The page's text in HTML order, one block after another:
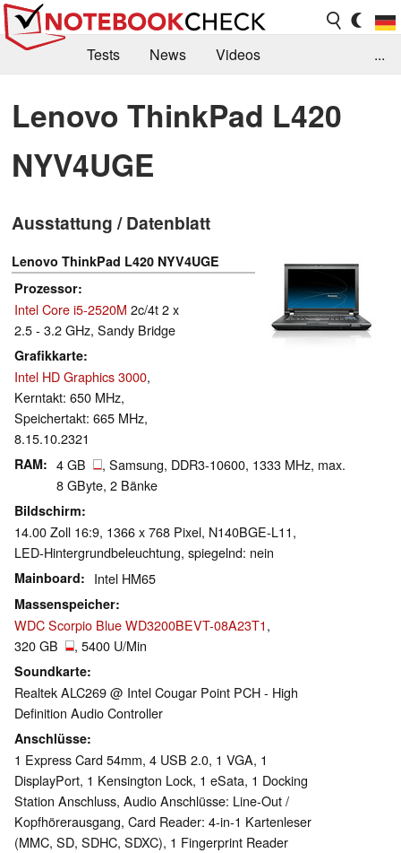
Tests News
Videos
Kaufberatung
Deals Suche
Jobs
Forum
...
Lenovo ThinkPad L420
NYV4UGE
Ausstattung / Datenblatt
Lenovo ThinkPad L420 NYV4UGE
Prozessor
Intel Core i5-2520M 2c/4t 2 x
2.5 - 3.2 GHz, Sandy Bridge
Grafikkarte
Intel HD Graphics 3000,
Kerntakt: 650 MHz,
Speichertakt: 665 MHz,
8.15.10.2321
RAM 4 GB
, Samsung, DDR3-10600, 1333 MHz, max.
8 GByte, 2 Bänke
Bildschirm
14.00 Zoll 16:9, 1366 x 768 Pixel, N140BGE-L11,
LED-Hintergrundbeleuchtung, spiegelnd: nein
Mainboard Intel HM65
Massenspeicher
WDC Scorpio Blue WD3200BEVT-08A23T1,
320 GB
, 5400 U/Min
Soundkarte
Realtek ALC269 @ Intel Cougar Point PCH - High
Definition Audio Controller
Anschlüsse
1 Express Card 54mm, 4 USB 2.0, 1 VGA, 1
DisplayPort, 1 Kensington Lock, 1 eSata, 1 Docking
Station Anschluss, Audio Anschlüsse: Line-Out /
Kopfhörerausgang, Card Reader: 4-in-1 Kartenleser
(MMC, SD, SDHC, SDXC), 1 Fingerprint Reader